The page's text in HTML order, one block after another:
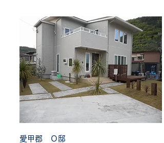
愛甲郡 Ｏ邸